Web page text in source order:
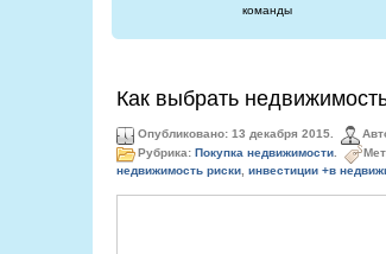
команды
Как выбрать
Опубликовано: 13 декабря 2015.
Рубрика: Покупка недвижимости.
недвижимость риски, инвестиции +в